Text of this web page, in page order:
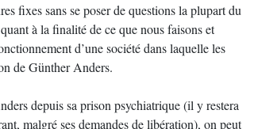
fixes sans se poser de questions la plupart du
à la finalité de ce que nous faisons et
d’une société dans laquelle les
de Günther Anders.
depuis sa prison psychiatrique (il y restera
malgré ses demandes de libération), on peut